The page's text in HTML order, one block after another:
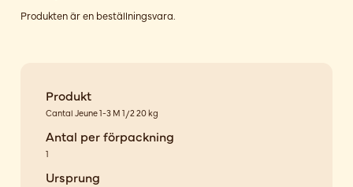
Produkten är en beställningsvara.
Produkt
Cantal Jeune 1-3 M 1/2 20 kg
Antal per förpackning
1
Ursprung